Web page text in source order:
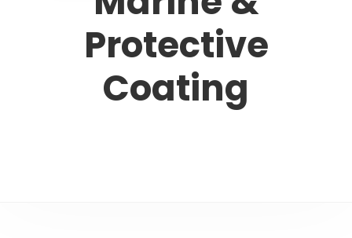
Protective
Coating